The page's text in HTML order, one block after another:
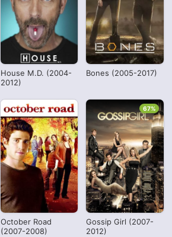
House M.D. (2004-
2012)
Bones (2005-2017)
October Road
(2007-2008)
Gossip Girl (2007-
2012)
67%